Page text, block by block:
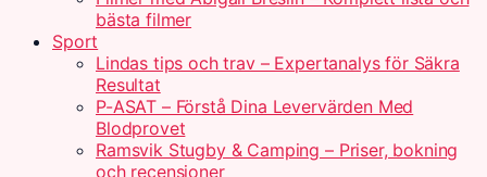
bästa filmer
Sport
Lindas tips och trav – Expertanalys för Säkra
Resultat
P-ASAT – Förstå Dina Levervärden Med
Blodprovet
Ramsvik Stugby & Camping – Priser, bokning
och recensioner